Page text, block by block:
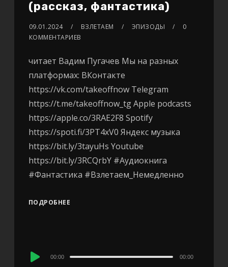
(рассказ, фантастика)
09.01.2024 ВЗЛЕТАЕМ ЭПИЗОДЫ
0
КОММЕНТАРИЕВ
читает Вадим Пугачев Мы на разных
платформах: ВКонтакте
https://vk.com/takeoffnow Telegram
https://t.me/takeoffnow_tg Apple podcasts
https://apple.co/3RAE2F8 Spotify
https://spoti.fi/3PT4xV0 Яндекс музыка
https://bit.ly/3tayuHs Youtube
https://bit.ly/3RCQrbY #Аудиокнига
#Фантастика #Взлетаем_Немедленно
ПОДРОБНЕЕ
Audio
00:00 00:00